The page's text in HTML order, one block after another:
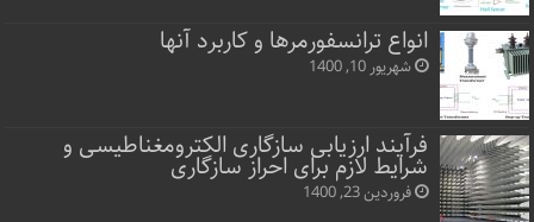
انواع ترانسفورمرها و کاربرد آنها
شهریور 10, 1400
فرآیند ارزیابی سازگاری الکترومغناطیسی و
شرایط لازم برای احراز سازگاری
فروردین 23, 1400